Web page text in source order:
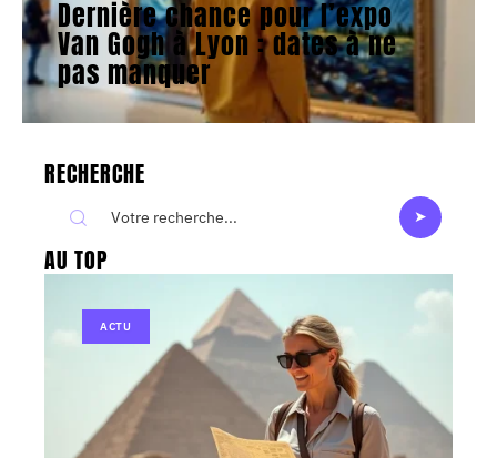
Dernière chance pour l’expo
Van Gogh à Lyon : dates à ne
pas manquer
RECHERCHE
AU TOP
ACTU